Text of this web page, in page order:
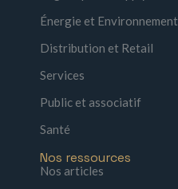
Énergie et Environnement
Distribution et Retail
Services
Public et associatif
Santé
Nos ressources
Nos articles